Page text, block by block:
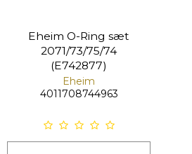
Eheim O-Ring sæt
2071/73/75/74
(E742877)
Eheim
4011708744963